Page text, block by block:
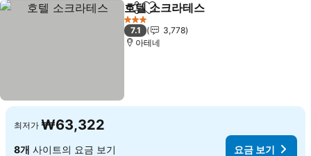
공유 즐겨찾기에 추가
호텔 소크라테스
3 성급
7.1
3,778
아테네
최저가 ₩63,322
8개 사이트의 요금 보기 요금 보기